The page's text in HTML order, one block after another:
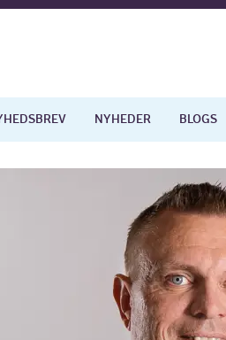
NYHEDER BLOGS
Digitalisering
Uddannelse